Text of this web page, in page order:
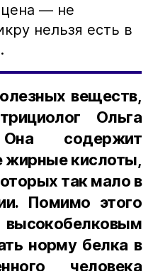
— не
нельзя есть в
веществ,
Ольга
содержит
жирные кислоты,
так мало в
Помимо этого
норму белка в
человека